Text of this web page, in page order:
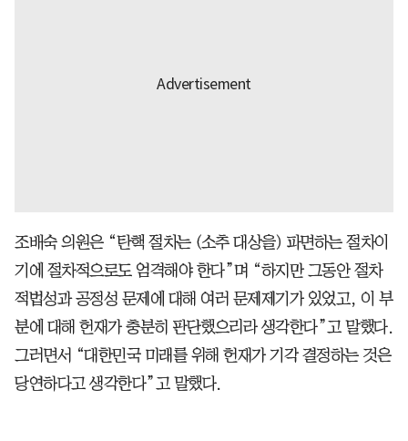
조배숙 의원은 “탄핵 절차는 (소추 대상을) 파면하는 절차이
기에 절차적으로도 엄격해야 한다”며 “하지만 그동안 절차
적법성과 공정성 문제에 대해 여러 문제제기가 있었고, 이 부
분에 대해 헌재가 충분히 판단했으리라 생각한다”고 말했다.
그러면서 “대한민국 미래를 위해 헌재가 기각 결정하는 것은
당연하다고 생각한다”고 말했다.